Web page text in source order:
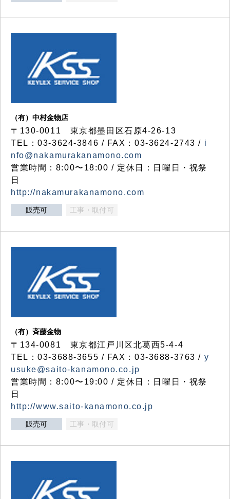
（有）中村金物店
〒130-0011 東京都墨田区石原4-26-13
TEL：03-3624-3846 / FAX：03-3624-2743 / i
nfo@nakamurakanamono.com
営業時間：8:00〜18:00 / 定休日：日曜日・祝祭
日
http://nakamurakanamono.com
販売可 工事・取付可
（有）斉藤金物
〒134-0081 東京都江戸川区北葛西5-4-4
TEL：03-3688-3655 / FAX：03-3688-3763 / y
usuke@saito-kanamono.co.jp
営業時間：8:00〜19:00 / 定休日：日曜日・祝祭
日
http://www.saito-kanamono.co.jp
販売可 工事・取付可